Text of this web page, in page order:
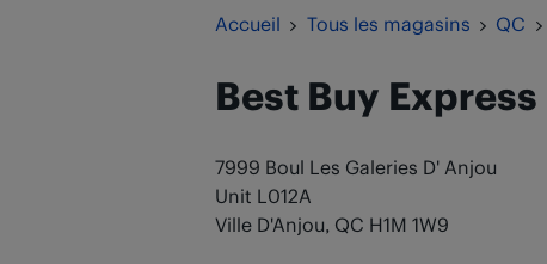
Accueil Tous les magasins QC
Best Buy Express
7999 Boul Les Galeries D' Anjou
Unit L012A
Ville D'Anjou, QC H1M 1W9